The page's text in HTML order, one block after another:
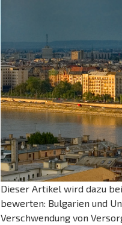
Dieser Artikel wird dazu
bewerten: Bulgarien und
Verschwendung von